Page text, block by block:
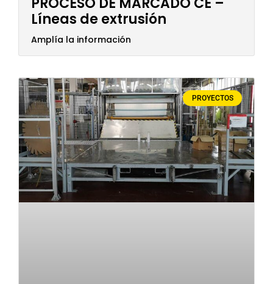
Líneas de extrusión
Amplía la información
PROYECTOS